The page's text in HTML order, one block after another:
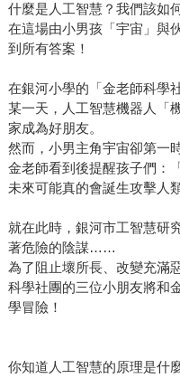
什麼是人工智慧？我們該如
在這場由小男孩「宇宙」與
到所有答案！
在銀河小學的「金老師科學
某一天，人工智慧機器人「
家成為好朋友。
然而，小男主角宇宙卻第一
金老師看到後提醒孩子們：
未來可能真的會誕生攻擊人
就在此時，銀河市工智慧研
著危險的陰謀……
為了阻止壞所長、改變充滿
科學社團的三位小朋友將和
學冒險！
你知道人工智慧的原理是什